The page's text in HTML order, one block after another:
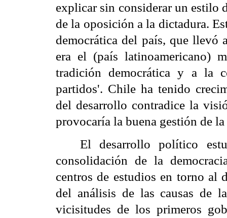
explicar sin considerar un estilo
de la oposición a la dictadura.
democrática del país, que llevó
era el (país latinoamericano)
tradición democrática y a la
partidos'. Chile ha tenido
del desarrollo contradice la
provocaría la buena gestión de
El desarrollo político
consolidación de la
centros de estudios en torno al
del análisis de las causas de
vicisitudes de los primeros